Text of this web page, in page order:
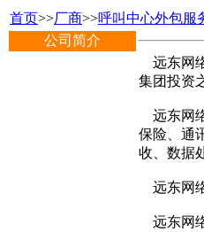
首页>>厂商>>呼叫中心外包服
公司简介
远东网
集团投资
远东网
保险、通
收、数据
远东网
远东网